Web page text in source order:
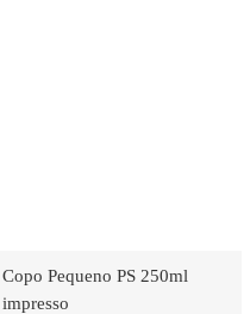
Copo Pequeno PS 250ml
impresso